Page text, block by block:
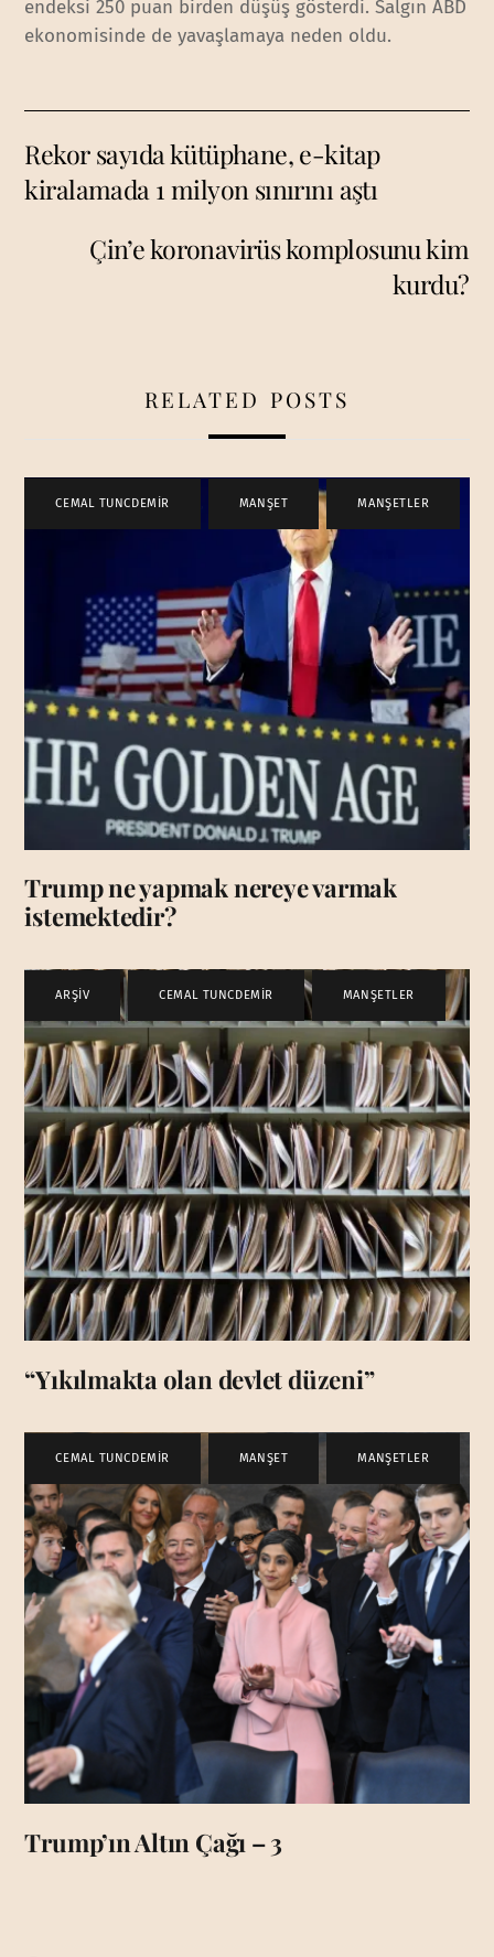
endeksi 250 puan birden düşüş gösterdi. Salgın ABD
ekonomisinde de yavaşlamaya neden oldu.
Rekor sayıda kütüphane, e-kitap
kiralamada 1 milyon sınırını aştı
Çin’e koronavirüs komplosunu kim
kurdu?
RELATED POSTS
CEMAL TUNCDEMİR MANŞET , MANŞETLER
Trump ne yapmak nereye varmak
istemektedir?
ARŞİV CEMAL TUNCDEMİR , MANŞETLER
“Yıkılmakta olan devlet düzeni”
CEMAL TUNCDEMİR MANŞET MANŞETLER
Trump’ın Altın Çağı – 3